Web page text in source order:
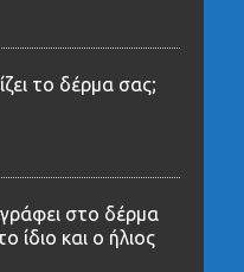
το δέρμα σας;
στο δέρμα
ίδιο και ο ήλιος